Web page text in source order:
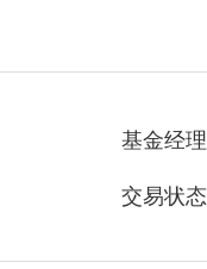
基金经理
交易状态